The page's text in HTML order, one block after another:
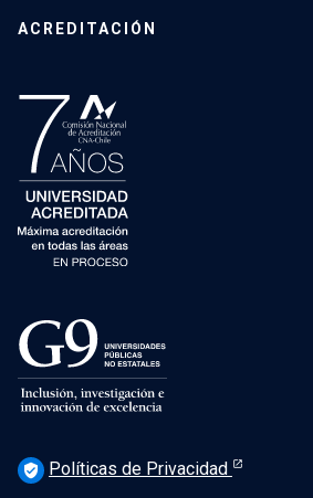
ACREDITACIÓN
verified_user Políticas de Privacidad